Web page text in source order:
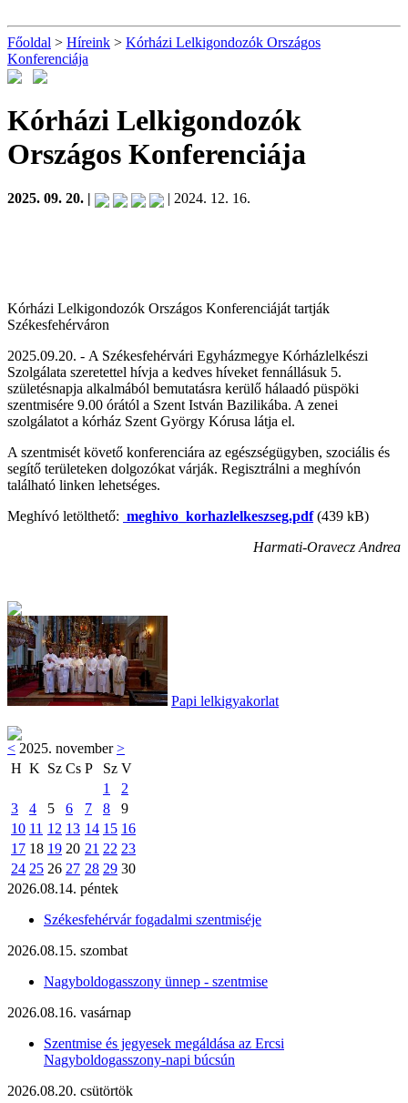
Főoldal > Híreink > Kórházi Lelkigondozók Országos
Konferenciája
Kórházi Lelkigondozók
Országos Konferenciája
2025. 09. 20. | | 2024. 12. 16.
Kórházi Lelkigondozók Országos Konferenciáját tartják
Székesfehérváron
2025.09.20. - A Székesfehérvári Egyházmegye Kórházlelkészi
Szolgálata szeretettel hívja a kedves híveket fennállásuk 5.
születésnapja alkalmából bemutatásra kerülő hálaadó püspöki
szentmisére 9.00 órától a Szent István Bazilikába. A zenei
szolgálatot a kórház Szent György Kórusa látja el.
A szentmisét követő konferenciára az egészségügyben, szociális és
segítő területeken dolgozókat várják. Regisztrálni a meghívón
található linken lehetséges.
Meghívó letölthető: meghivo_korhazlelkeszseg.pdf(439 kB)
Harmati-Oravecz Andrea
Papi lelkigyakorlat
< 2025. november>
H K Sz Cs P Sz V
1
2
3
4 5 6 7 8
9
10 11 12 13 14 15 16
17 18 19 20 21 22 23
24 25 26 27 28 29 30
2026.08.14. péntek
Székesfehérvár fogadalmi szentmiséje
2026.08.15. szombat
Nagyboldogasszony ünnep - szentmise
2026.08.16. vasárnap
Szentmise és jegyesek megáldása az Ercsi
Nagyboldogasszony-napi búcsún
2026.08.20. csütörtök